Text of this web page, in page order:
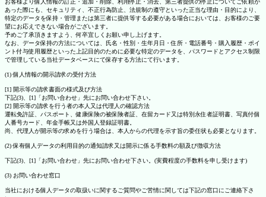
お客様より個人情報の訂正・追加・削除、利用停止・消去、第三者提供の停止についてご依頼が
あった際にも、セキュリティ、不正行為防止、法規制の遵守といった正当な理由・目的により、
特定のデータを保持・管理または第三者に提供等する必要がある場合においては、お客様のご要
望にお応えできない場合がございます。
予めご了承頂きますよう、何卒宜しくお願い申し上げます。
なお、データ保持の方法については、氏名・性別・生年月日・住所・電話番号・購入履歴・ポイ
ント付与使用履歴といった上記目的のために必要な特定のデータを、パスワードとアクセス制限
で管理している当社データベースにて保存する方法にて行います。
(1) 個人情報の開示請求の受付方法
[1] 開示等の請求書面の様式及び方法
下記(3)、[1]「お問い合わせ」先にお問い合わせ下さい。
[2] 開示等の請求を行う者の本人又は代理人の確認方法
運転免許証、パスポート、健康保険の被保険者証、在留カード又は特別永住者証明書、写真付個
人番号カード、年金手帳又は外国人登録証明書。
尚、代理人が開示等の求めを行う場合は、本人からの代理を示す旨の委任状も必要となります。
(2) 保有個人データの利用目的の通知請求又は開示に係る手数料の額及び徴収方法
下記(3)、[1]「お問い合わせ」先にお問い合わせ下さい。(実費程度の手数料を申し受けます)
(3) お問い合わせ窓口
当社における個人データの取扱いに関するご質問やご苦情に関しては下記の窓口にご連絡下さ